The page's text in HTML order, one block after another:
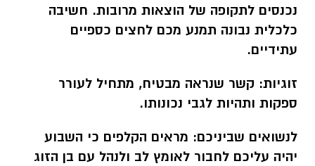
נכנסים לתקופה של הוצאות מרובות. חשיבה
כלכלית נבונה תמנע מכם לחצים כספיים
עתידיים.
זוגיות: קשר שנראה מבטיח, מתחיל לעורר
ספקות ותהיות לגבי נכונותו.
לנשואים שביניכם: מראים הקלפים כי השבוע
יהיה עליכם לחבור לאומץ לב ולנהל עם בן הזוג